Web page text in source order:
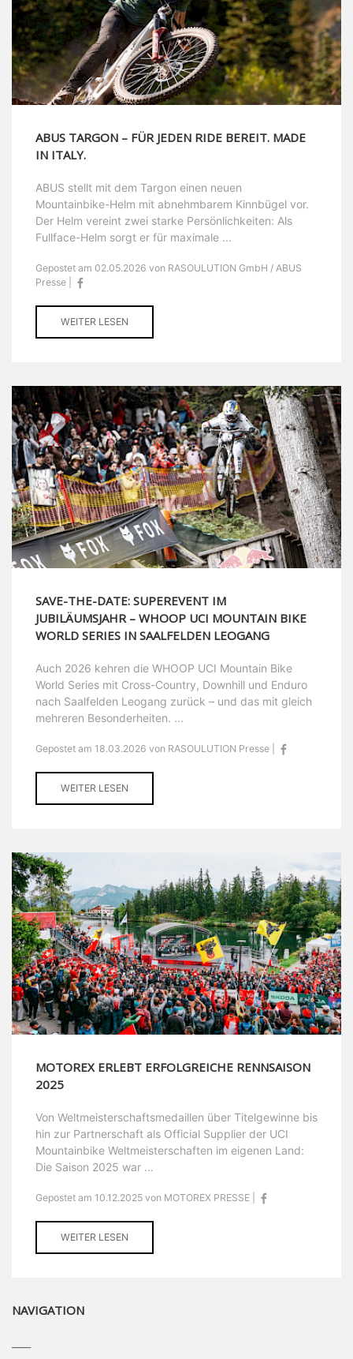
ABUS TARGON – FÜR JEDEN RIDE BEREIT. MADE
IN ITALY.
ABUS stellt mit dem Targon einen neuen
Mountainbike-Helm mit abnehmbarem Kinnbügel vor.
Der Helm vereint zwei starke Persönlichkeiten: Als
Fullface-Helm sorgt er für maximale ...
Gepostet am 02.05.2026 von RASOULUTION GmbH / ABUS
Presse |
WEITER LESEN
SAVE-THE-DATE: SUPEREVENT IM
JUBILÄUMSJAHR – WHOOP UCI MOUNTAIN BIKE
WORLD SERIES IN SAALFELDEN LEOGANG
Auch 2026 kehren die WHOOP UCI Mountain Bike
World Series mit Cross-Country, Downhill und Enduro
nach Saalfelden Leogang zurück – und das mit gleich
mehreren Besonderheiten. ...
Gepostet am 18.03.2026 von RASOULUTION Presse |
WEITER LESEN
MOTOREX ERLEBT ERFOLGREICHE RENNSAISON
2025
Von Weltmeisterschaftsmedaillen über Titelgewinne bis
hin zur Partnerschaft als Official Supplier der UCI
Mountainbike Weltmeisterschaften im eigenen Land:
Die Saison 2025 war ...
Gepostet am 10.12.2025 von MOTOREX PRESSE |
WEITER LESEN
NAVIGATION